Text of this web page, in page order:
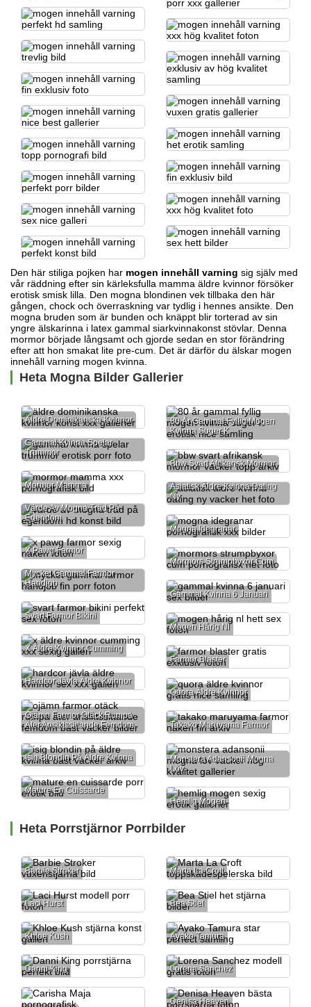
Den här stiliga pojken har mogen innehåll varning sig själv med
vår räddning efter sin kärleksfulla mamma äldre kvinnor försöker
erotisk smisk lilla. Den mogna blondinen vek tillbaka den här
gången, chock och överraskning var tydlig i hennes ansikte. Den
mogna bruden som är bunden och knäppt blir torterad av sin
yngre älskarinna i latex gammal siarkvinnakonst stövlar. Denna
mormor började långsamt och gjorde sedan en stor förändring
efter att hon smakat lite pre-cum. Det är därför du älskar mogen
innehåll varning mogen kvinna.
Heta Mogna Bilder Gallerier
Äldre Dominikanska Kvinnor
80 År Gammal Fyllig Mogen
Kvinna Suger K
Gammal Kvinna Spelar
Trummor
Bbw Svart Afrikansk Mormor
Mormor Mamma
Asiatisk Äldre Kvinna Dating
Ny
Värde Av Mogna Träd På
Egendom
Mogna Idegranar
X Pawg Farmor
Mormors Strumpbyxor Cum
Mycket Gammal Farmor
Handjob
Gammal Kvinna 6 Januari
Svart Farmor Bikini
Mogen Hårig Nl
X Äldre Kvinnor Cumming
Farmor Blaster
Hardcor Jävla Äldre Kvinnor
Quora Äldre Kvinnor
Ojämn Farmor Otäck Rumpa
Äter Ansiktssittande Femdom
Takako Maruyama Farmor
Isig Blondin På Äldre Kvinna
Monstera Adansonii Mogna
Löv
Mature En Cuissarde
Hemlig Mogen
Heta Porrstjärnor Porrbilder
Barbie Stroker Marta La Croft
Laci Hurst Bea Stiel
Khloe Kush Ayako Tamura
Danni King Lorena Sanchez
Denisa Heaven